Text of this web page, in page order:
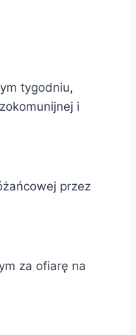
tygodniu,
i
przez
za ofiarę na